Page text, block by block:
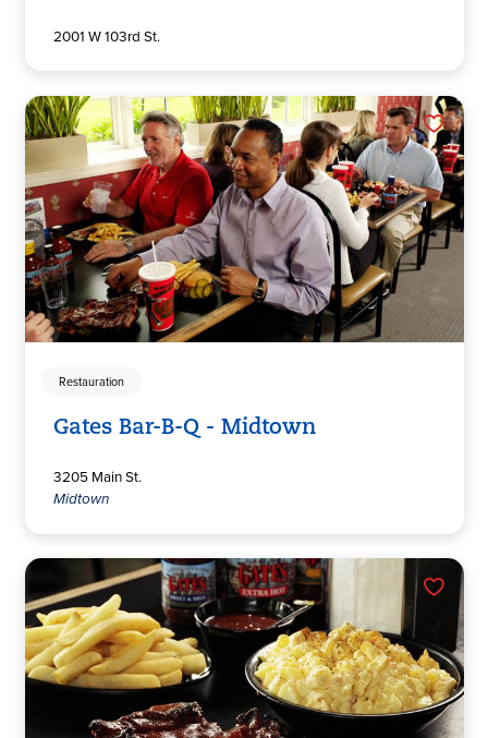
2001 W 103rd St.
Restauration
Gates Bar-B-Q - Midtown
3205 Main St.
Midtown